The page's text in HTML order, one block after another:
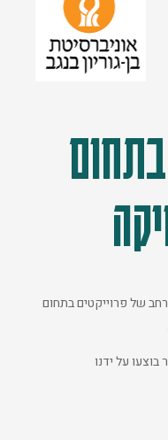
של פרוייקטים בתחום
בוצעו על ידנו